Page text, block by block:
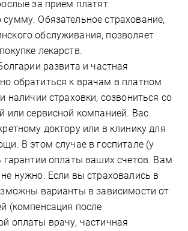
за прием платят
Обязательное страхование,
обслуживания, позволяет
лекарств.
развита и частная
обратиться к врачам в платном
наличии страховки, созвониться со
или сервисной компанией. Вас
доктору или в клинику для
В этом случае в госпитале (у
гарантии оплаты ваших счетов. Вам
нужно. Если вы страховались в
варианты в зависимости от
(компенсация после
оплаты врачу, частичная